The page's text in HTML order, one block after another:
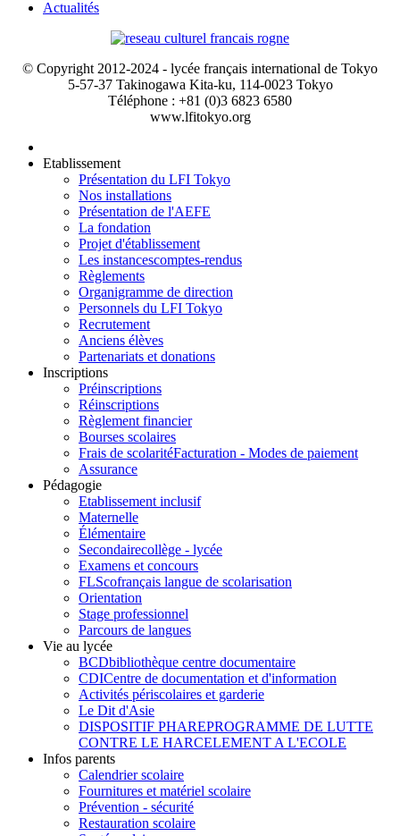
Actualités
© Copyright 2012-2024 - lycée français international de Tokyo
5-57-37 Takinogawa Kita-ku, 114-0023 Tokyo
Téléphone : +81 (0)3 6823 6580
www.lfitokyo.org
Etablissement
Présentation du LFI Tokyo
Nos installations
Présentation de l'AEFE
La fondation
Projet d'établissement
Les instancescomptes-rendus
Règlements
Organigramme de direction
Personnels du LFI Tokyo
Recrutement
Anciens élèves
Partenariats et donations
Inscriptions
Préinscriptions
Réinscriptions
Règlement financier
Bourses scolaires
Frais de scolaritéFacturation - Modes de paiement
Assurance
Pédagogie
Etablissement inclusif
Maternelle
Élémentaire
Secondairecollège - lycée
Examens et concours
FLScofrançais langue de scolarisation
Orientation
Stage professionnel
Parcours de langues
Vie au lycée
BCDbibliothèque centre documentaire
CDICentre de documentation et d'information
Activités périscolaires et garderie
Le Dit d'Asie
DISPOSITIF PHAREPROGRAMME DE LUTTE
CONTRE LE HARCELEMENT A L'ECOLE
Infos parents
Calendrier scolaire
Fournitures et matériel scolaire
Prévention - sécurité
Restauration scolaire